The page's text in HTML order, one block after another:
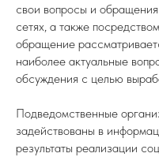
свои вопросы и
сетях, а также
обращение
наиболее актуальные
обсуждения с целью
Подведомственные
задействованы в
результаты реализации